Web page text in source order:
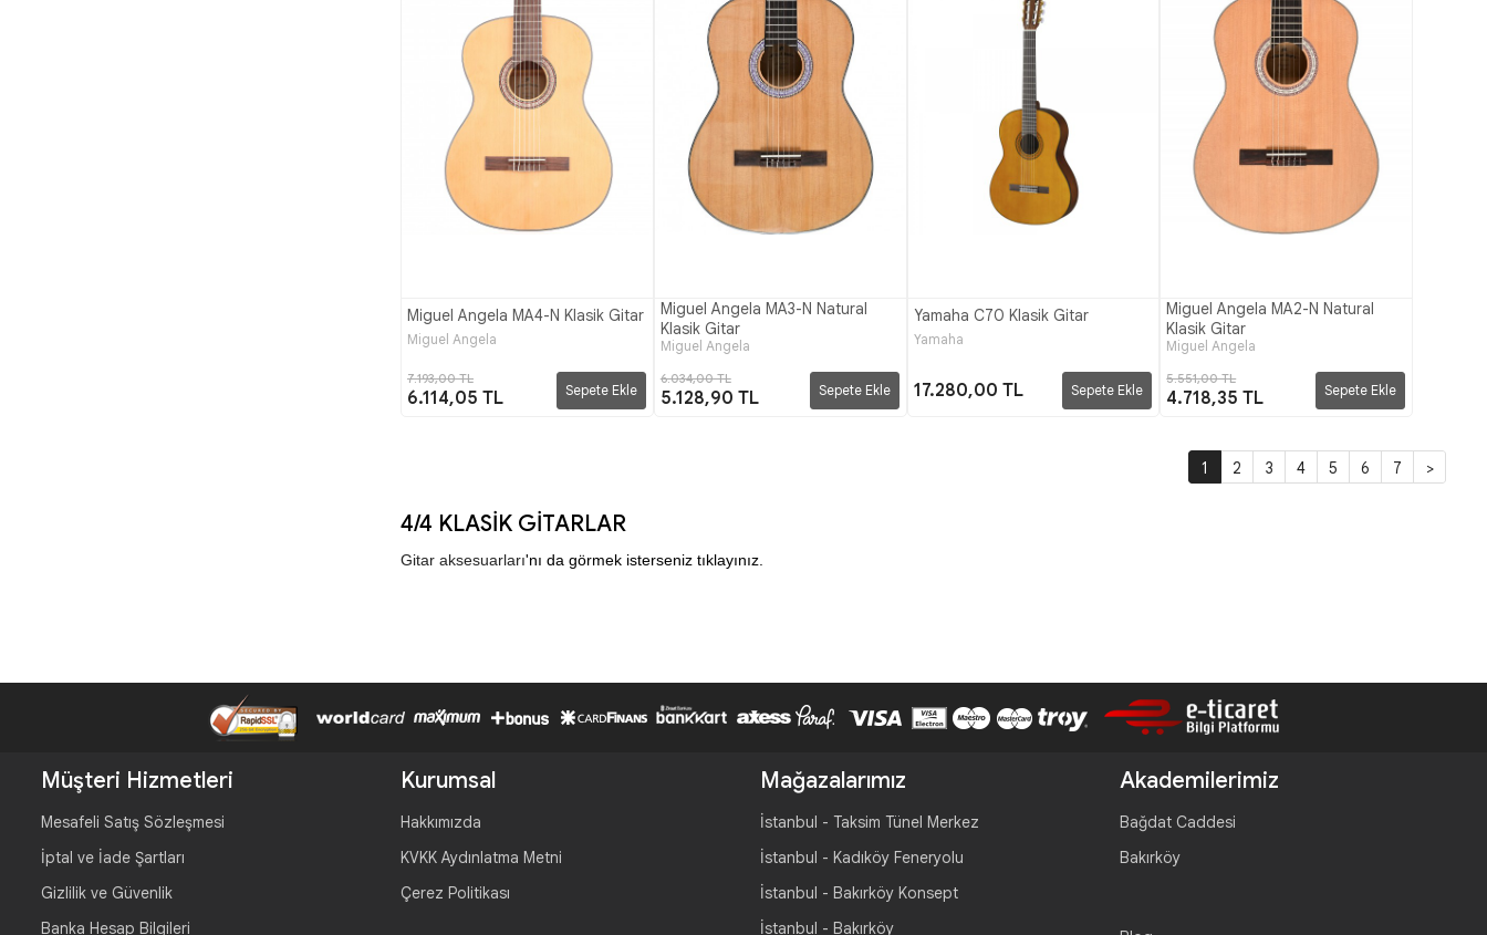
Miguel Angela MA4-N Klasik Gitar
Miguel Angela
7.193,00 TL
6.114,05 TL Sepete Ekle
Miguel Angela MA3-N Natural
Klasik Gitar
Miguel Angela
6.034,00 TL
5.128,90 TL Sepete Ekle
Yamaha C70 Klasik Gitar
Yamaha
17.280,00 TL Sepete Ekle
Miguel Angela MA2-N Natural
Klasik Gitar
Miguel Angela
5.551,00 TL
4.718,35 TL Sepete Ekle
1 2 3 4 5 6 7 >
4/4 KLASİK GİTARLAR
Gitar aksesuarları'nı da görmek isterseniz tıklayınız.
Müşteri Hizmetleri
Mesafeli Satış Sözleşmesi
İptal ve İade Şartları
Gizlilik ve Güvenlik
Banka Hesap Bilgileri
Kurumsal
Hakkımızda
KVKK Aydınlatma Metni
Çerez Politikası
Mağazalarımız
İstanbul - Taksim Tünel Merkez
İstanbul - Kadıköy Feneryolu
İstanbul - Bakırköy Konsept
İstanbul - Bakırköy
Akademilerimiz
Bağdat Caddesi
Bakırköy